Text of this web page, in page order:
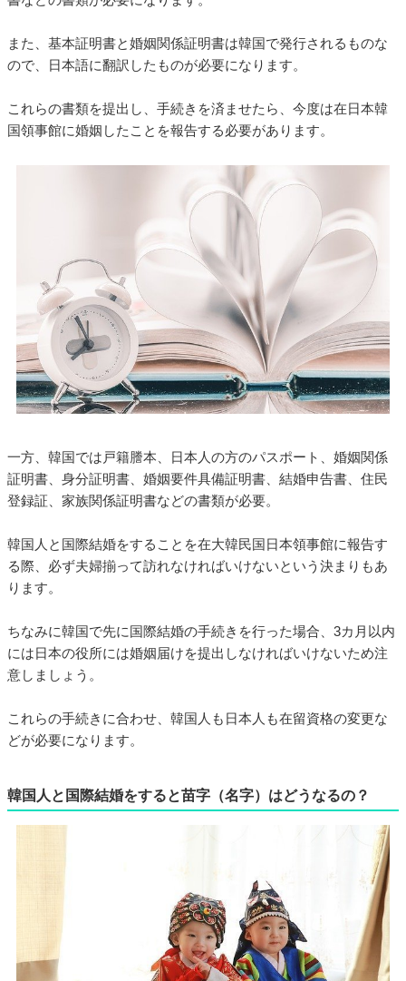
また、基本証明書と婚姻関係証明書は韓国で発行されるものな
ので、日本語に翻訳したものが必要になります。
これらの書類を提出し、手続きを済ませたら、今度は在日本韓
国領事館に婚姻したことを報告する必要があります。
一方、韓国では戸籍謄本、日本人の方のパスポート、婚姻関係
証明書、身分証明書、婚姻要件具備証明書、結婚申告書、住民
登録証、家族関係証明書などの書類が必要。
韓国人と国際結婚をすることを在大韓民国日本領事館に報告す
る際、必ず夫婦揃って訪れなければいけないという決まりもあ
ります。
ちなみに韓国で先に国際結婚の手続きを行った場合、3カ月以内
には日本の役所には婚姻届けを提出しなければいけないため注
意しましょう。
これらの手続きに合わせ、韓国人も日本人も在留資格の変更な
どが必要になります。
韓国人と国際結婚をすると苗字（名字）はどうなるの？